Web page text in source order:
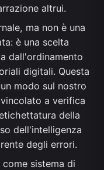
altrui.
ma non è una
è una scelta
dall'ordinamento
digitali. Questa
modo sul nostro
a verifica
della
dell'intelligenza
degli errori.
sistema di